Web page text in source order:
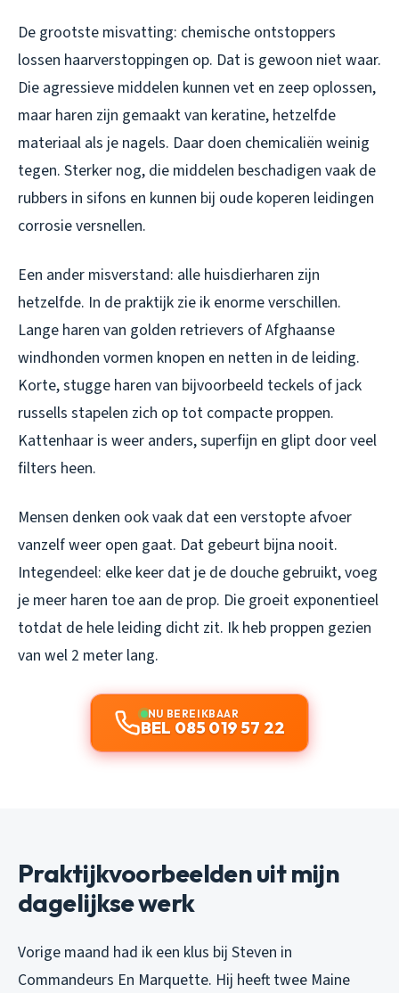
De grootste misvatting: chemische ontstoppers
lossen haarverstoppingen op. Dat is gewoon niet waar.
Die agressieve middelen kunnen vet en zeep oplossen,
maar haren zijn gemaakt van keratine, hetzelfde
materiaal als je nagels. Daar doen chemicaliën weinig
tegen. Sterker nog, die middelen beschadigen vaak de
rubbers in sifons en kunnen bij oude koperen leidingen
corrosie versnellen.
Een ander misverstand: alle huisdierharen zijn
hetzelfde. In de praktijk zie ik enorme verschillen.
Lange haren van golden retrievers of Afghaanse
windhonden vormen knopen en netten in de leiding.
Korte, stugge haren van bijvoorbeeld teckels of jack
russells stapelen zich op tot compacte proppen.
Kattenhaar is weer anders, superfijn en glipt door veel
filters heen.
Mensen denken ook vaak dat een verstopte afvoer
vanzelf weer open gaat. Dat gebeurt bijna nooit.
Integendeel: elke keer dat je de douche gebruikt, voeg
je meer haren toe aan de prop. Die groeit exponentieel
totdat de hele leiding dicht zit. Ik heb proppen gezien
van wel 2 meter lang.
NU BEREIKBAAR
BEL 085 019 57 22
Praktijkvoorbeelden uit mijn
dagelijkse werk
Vorige maand had ik een klus bij Steven in
Commandeurs En Marquette. Hij heeft twee Maine